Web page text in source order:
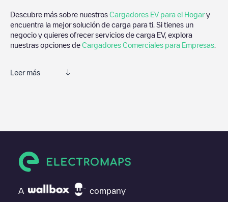
Descubre más sobre nuestros Cargadores EV para el Hogary
encuentra la mejor solución de carga para ti. Si tienes un
negocio y quieres ofrecer servicios de carga EV, explora
nuestras opciones de Cargadores Comerciales para Empresas
Leer más
su vehículo eléctrico.
necesitas, comprueba en la parte inferior cuál es el punto de
carga que está más cerca de tí en “puntos de carga más
A company